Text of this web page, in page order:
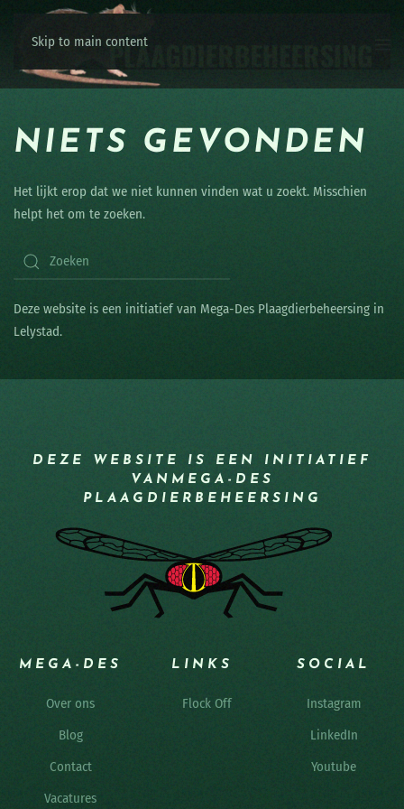
Skip to main content
NIETS GEVONDEN
Het lijkt erop dat we niet kunnen vinden wat u zoekt. Misschien
helpt het om te zoeken.
Deze website is een initiatief van Mega-Des Plaagdierbeheersing in
Lelystad.
DEZE WEBSITE IS EEN INITIATIEF
VAN MEGA-DES
PLAAGDIERBEHEERSING
MEGA-DES
Over ons
Blog
Contact
Vacatures
LINKS
Flock Off
SOCIAL
Instagram
LinkedIn
Youtube